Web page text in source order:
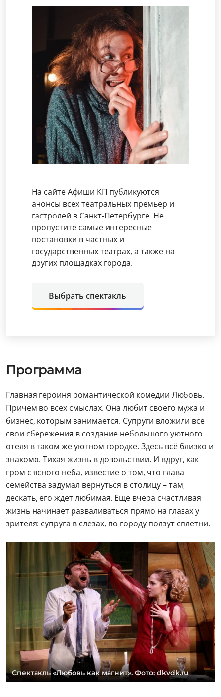
На сайте Афиши КП публикуются
анонсы всех театральных премьер и
гастролей в Санкт-Петербурге. Не
пропустите самые интересные
постановки в частных и
государственных театрах, а также на
других площадках города.
Выбрать спектакль
Программа
Главная героиня романтической комедии Любовь.
Причем во всех смыслах. Она любит своего мужа и
бизнес, которым занимается. Супруги вложили все
свои сбережения в создание небольшого уютного
отеля в таком же уютном городке. Здесь всё близко и
знакомо. Тихая жизнь в довольствии. И вдруг, как
гром с ясного неба, известие о том, что глава
семейства задумал вернуться в столицу – там,
дескать, его ждет любимая. Еще вчера счастливая
жизнь начинает разваливаться прямо на глазах у
зрителя: супруга в слезах, по городу ползут сплетни.
Спектакль «Любовь как магнит». Фото: dkvdk.ru